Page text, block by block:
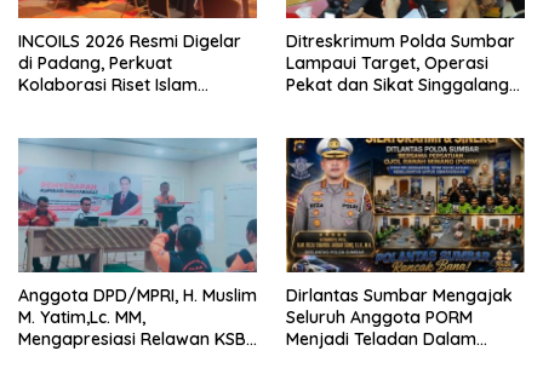
INCOILS 2026 Resmi Digelar
di Padang, Perkuat
Kolaborasi Riset Islam
Ditreskrimum Polda Sumbar
Lampaui Target, Operasi
Pekat dan Sikat Singgalang
Anggota DPD/MPRI, H. Muslim
M. Yatim,Lc. MM,
Mengapresiasi Relawan KSB
Dirlantas Sumbar Mengajak
Seluruh Anggota PORM
Menjadi Teladan Dalam